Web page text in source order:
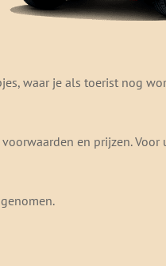
waar je als toerist nog
en prijzen.